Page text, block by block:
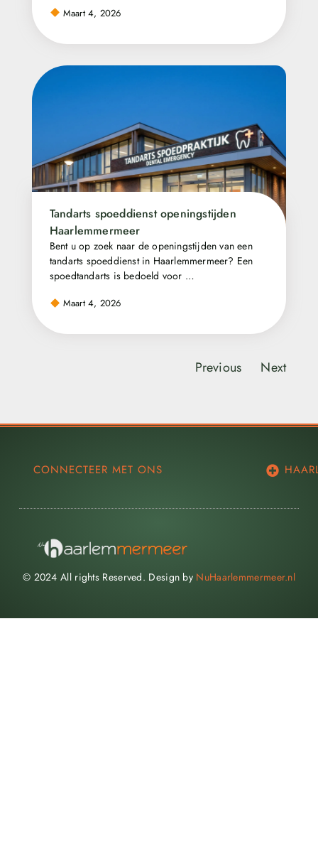
Maart 4, 2026
Tandarts spoeddienst openingstijden
Haarlemmermeer
Bent u op zoek naar de openingstijden van een
tandarts spoeddienst in Haarlemmermeer? Een
spoedtandarts is bedoeld voor …
Maart 4, 2026
Previous Next
CONNECTEER MET ONS
© 2024 All rights Reserved. Design by NuHaarlemmermeer.nl